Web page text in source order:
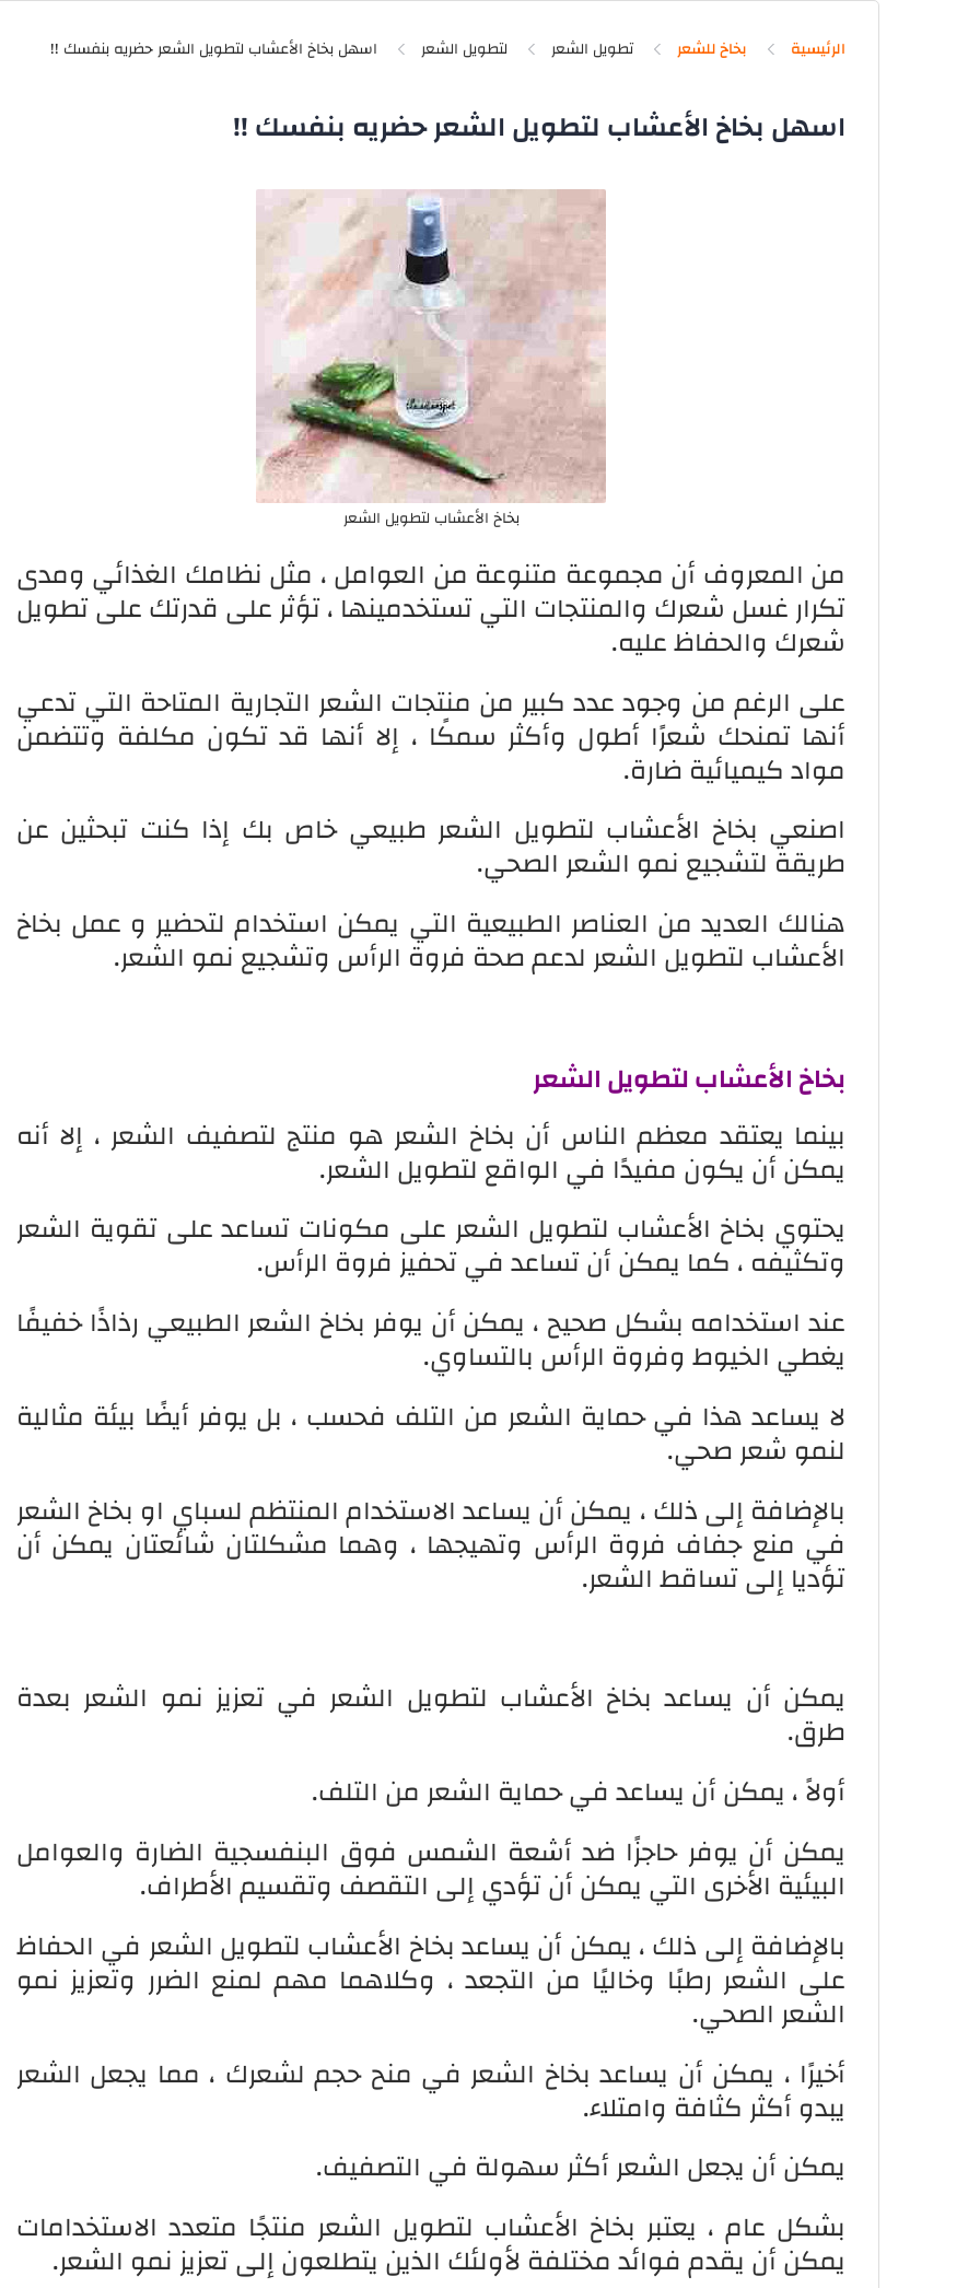
الرئيسية بخاخ للشعر تطويل الشعر لتطويل الشعر
اسهل بخاخ الأعشاب لتطويل الشعر حضريه بنفسك !!
بخاخ الأعشاب لتطويل الشعر
من المعروف أن مجموعة متنوعة من العوامل ، مثل نظامك الغذائي ومدى
تكرار غسل شعرك والمنتجات التي تستخدمينها ، تؤثر على قدرتك على تطويل
شعرك والحفاظ عليه.
على الرغم من وجود عدد كبير من منتجات الشعر التجارية المتاحة التي تدعي
أنها تمنحك شعرًا أطول وأكثر سمكًا ، إلا أنها قد تكون مكلفة وتتضمن
مواد كيميائية ضارة.
اصنعي بخاخ الأعشاب لتطويل الشعر طبيعي خاص بك إذا كنت تبحثين عن
طريقة لتشجيع نمو الشعر الصحي.
هنالك العديد من العناصر الطبيعية التي يمكن استخدام لتحضير و عمل بخاخ
الأعشاب لتطويل الشعر لدعم صحة فروة الرأس وتشجيع نمو الشعر.
بخاخ الأعشاب لتطويل الشعر
بينما يعتقد معظم الناس أن بخاخ الشعر هو منتج لتصفيف الشعر ، إلا أنه
يمكن أن يكون مفيدًا في الواقع لتطويل الشعر.
يحتوي بخاخ الأعشاب لتطويل الشعر على مكونات تساعد على تقوية الشعر
وتكثيفه ، كما يمكن أن تساعد في تحفيز فروة الرأس.
عند استخدامه بشكل صحيح ، يمكن أن يوفر بخاخ الشعر الطبيعي رذاذًا خفيفًا
يغطي الخيوط وفروة الرأس بالتساوي.
لا يساعد هذا في حماية الشعر من التلف فحسب ، بل يوفر أيضًا بيئة مثالية
لنمو شعر صحي.
بالإضافة إلى ذلك ، يمكن أن يساعد الاستخدام المنتظم لسباي او بخاخ الشعر
في منع جفاف فروة الرأس وتهيجها ، وهما مشكلتان شائعتان يمكن أن
تؤديا إلى تساقط الشعر.
يمكن أن يساعد بخاخ الأعشاب لتطويل الشعر في تعزيز نمو الشعر بعدة
طرق.
أولاً ، يمكن أن يساعد في حماية الشعر من التلف.
يمكن أن يوفر حاجزًا ضد أشعة الشمس فوق البنفسجية الضارة والعوامل
البيئية الأخرى التي يمكن أن تؤدي إلى التقصف وتقسيم الأطراف.
بالإضافة إلى ذلك ، يمكن أن يساعد بخاخ الأعشاب لتطويل الشعر في الحفاظ
على الشعر رطبًا وخاليًا من التجعد ، وكلاهما مهم لمنع الضرر وتعزيز نمو
الشعر الصحي.
أخيرًا ، يمكن أن يساعد بخاخ الشعر في منح حجم لشعرك ، مما يجعل الشعر
يبدو أكثر كثافة وامتلاء.
يمكن أن يجعل الشعر أكثر سهولة في التصفيف.
بشكل عام ، يعتبر بخاخ الأعشاب لتطويل الشعر منتجًا متعدد الاستخدامات
يمكن أن يقدم فوائد مختلفة لأولئك الذين يتطلعون إلى تعزيز نمو الشعر.